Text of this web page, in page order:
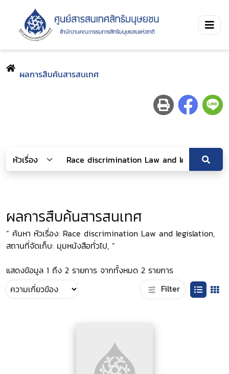
ผลการสืบค้นสารสนเทศ
ผลการสืบค้นสารสนเทศ
“ ค้นหา หัวเรื่อง: Race discrimination Law and legislation,
สถานที่จัดเก็บ: มุมหนังสือทั่วไป, ”
แสดงข้อมูล 1 ถึง 2 รายการ จากทั้งหมด 2 รายการ
Filter